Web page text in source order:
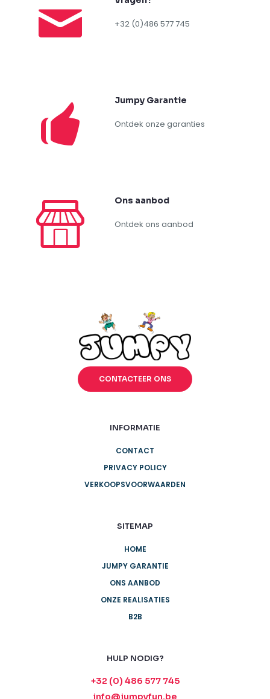
+32 (0)486 577 745
Jumpy Garantie
Ontdek onze garanties
Ons aanbod
Ontdek ons aanbod
CONTACTEER ONS
INFORMATIE
CONTACT
PRIVACY POLICY
VERKOOPSVOORWAARDEN
SITEMAP
HOME
JUMPY GARANTIE
ONS AANBOD
ONZE REALISATIES
B2B
HULP NODIG?
+32 (0) 486 577 745
info@jumpyfun.be